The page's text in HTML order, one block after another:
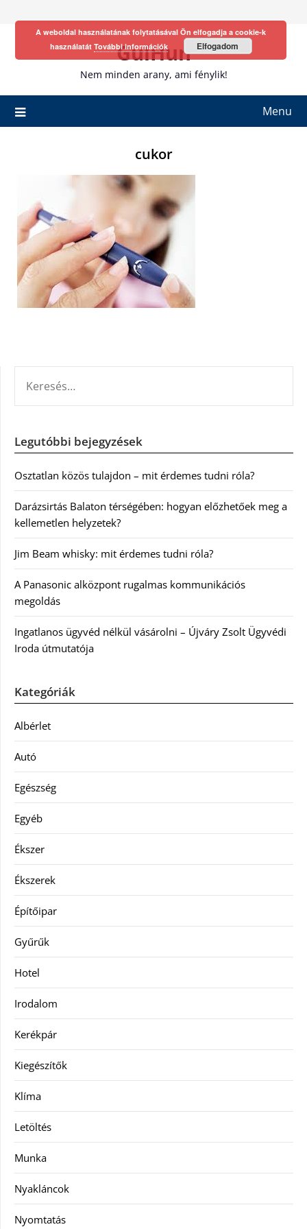
GulHun
Nem minden arany, ami fénylik!
Menu
cukor
Legutóbbi bejegyzések
Osztatlan közös tulajdon – mit érdemes tudni róla?
Darázsirtás Balaton térségében: hogyan előzhetőek meg a
kellemetlen helyzetek?
Jim Beam whisky: mit érdemes tudni róla?
A Panasonic alközpont rugalmas kommunikációs
megoldás
Ingatlanos ügyvéd nélkül vásárolni – Újváry Zsolt Ügyvédi
Iroda útmutatója
Kategóriák
Albérlet
Autó
Egészség
Egyéb
Ékszer
Ékszerek
Építőipar
Gyűrűk
Hotel
Irodalom
Kerékpár
Kiegészítők
Klíma
Letöltés
Munka
Nyakláncok
Nyomtatás
A weboldal használatának folytatásával Ön elfogadja a cookie-k
használatát További információk Elfogadom